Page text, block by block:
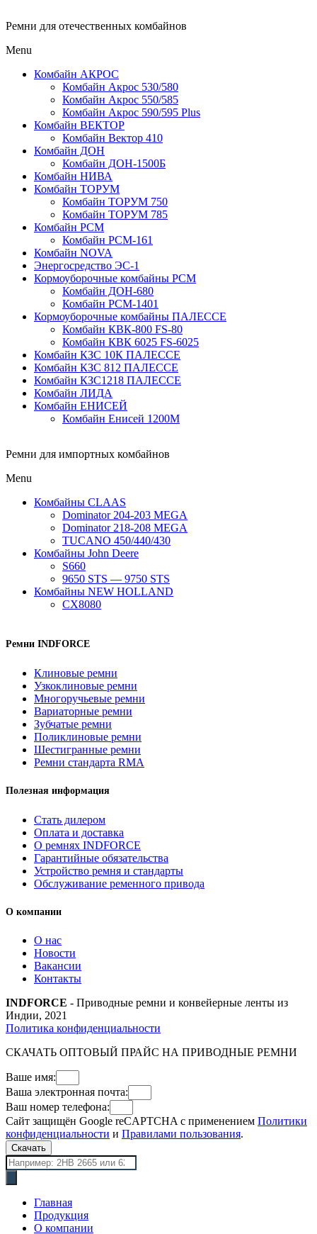
Ремни для отечественных комбайнов
Menu
Комбайн АКРОС
Комбайн Акрос 530/580
Комбайн Акрос 550/585
Комбайн Акрос 590/595 Plus
Комбайн ВЕКТОР
Комбайн Вектор 410
Комбайн ДОН
Комбайн ДОН-1500Б
Комбайн НИВА
Комбайн ТОРУМ
Комбайн ТОРУМ 750
Комбайн ТОРУМ 785
Комбайн РСМ
Комбайн РСМ-161
Комбайн NOVA
Энергосредство ЭС-1
Кормоуборочные комбайны РСМ
Комбайн ДОН-680
Комбайн РСМ-1401
Кормоуборочные комбайны ПАЛЕССЕ
Комбайн КВК-800 FS-80
Комбайн КВК 6025 FS-6025
Комбайн КЗС 10К ПАЛЕССЕ
Комбайн КЗС 812 ПАЛЕССЕ
Комбайн КЗС1218 ПАЛЕССЕ
Комбайн ЛИДА
Комбайн ЕНИСЕЙ
Комбайн Енисей 1200М
Ремни для импортных комбайнов
Menu
Комбайны CLAAS
Dominator 204-203 MEGA
Dominator 218-208 MEGA
TUCANO 450/440/430
Комбайны John Deere
S660
9650 STS — 9750 STS
Комбайны NEW HOLLAND
CX8080
Ремни INDFORCE
Клиновые ремни
Узкоклиновые ремни
Многоручьевые ремни
Вариаторные ремни
Зубчатые ремни
Поликлиновые ремни
Шестигранные ремни
Ремни стандарта RMA
Полезная информация
Стать дилером
Оплата и доставка
О ремнях INDFORCE
Гарантийные обязательства
Устройство ремня и стандарты
Обслуживание ременного привода
О компании
О нас
Новости
Вакансии
Контакты
INDFORCE - Приводные ремни и конвейерные ленты из
Индии, 2021
Политика конфиденциальности
СКАЧАТЬ ОПТОВЫЙ ПРАЙС НА ПРИВОДНЫЕ РЕМНИ
Ваше имя:
Ваша электронная почта:
Ваш номер телефона:
Сайт защищён Google reCAPTCHA с применением Политики
конфиденциальности и Правилами пользования.
Скачать
Поиск
товаров
Главная
Продукция
О компании